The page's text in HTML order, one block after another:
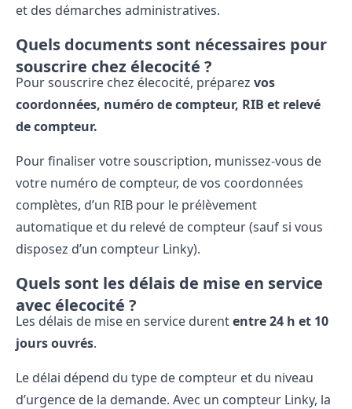
et des démarches administratives.
Quels documents sont nécessaires pour
souscrire chez élecocité ?
Pour souscrire chez élecocité, préparez vos
coordonnées, numéro de compteur, RIB et relevé
de compteur.
Pour finaliser votre souscription, munissez-vous de
votre numéro de compteur, de vos coordonnées
complètes, d’un RIB pour le prélèvement
automatique et du relevé de compteur (sauf si vous
disposez d’un compteur Linky).
Quels sont les délais de mise en service
avec élecocité ?
Les délais de mise en service durententre 24 h et 10
jours ouvrés.
Le délai dépend du type de compteur et du niveau
d’urgence de la demande. Avec un compteur Linky, la